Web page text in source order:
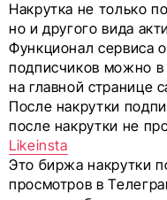
Накрутка не только
но и другого вида
Функционал сервиса
подписчиков можно в
на главной странице
После накрутки
после накрутки не
Likeinsta
Это биржа накрутки
просмотров в